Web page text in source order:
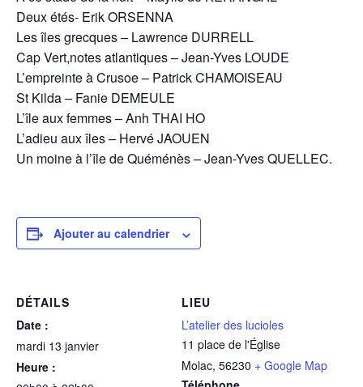
Deux étés- Erik ORSENNA
Les îles grecques – Lawrence DURRELL
Cap Vert,notes atlantiques – Jean-Yves LOUDE
L’empreinte à Crusoe – Patrick CHAMOISEAU
St Kilda – Fanie DEMEULE
L’île aux femmes – Anh THAI HO
L’adieu aux îles – Hervé JAOUEN
Un moine à l’île de Quéménès – Jean-Yves QUELLEC.
Ajouter au calendrier
DÉTAILS
Date :
mardi 13 janvier
Heure :
LIEU
L’atelier des lucioles
11 place de l'Église
Molac, 56230 + Google Map